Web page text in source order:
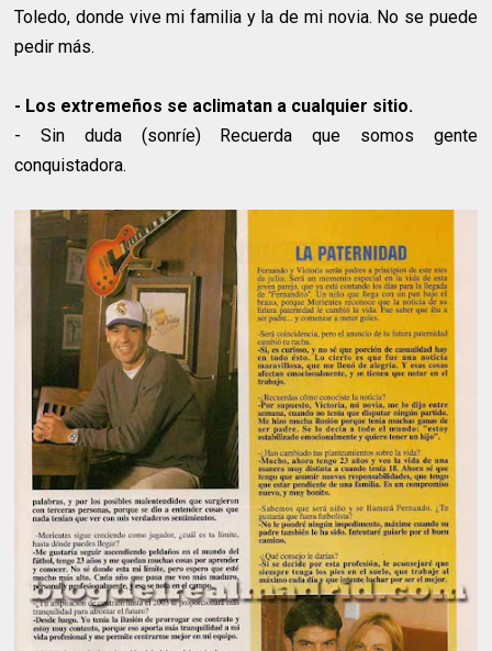
Toledo, donde vive mi familia y la de mi novia. No se puede
pedir más.
- Los extremeños se aclimatan a cualquier sitio.
- Sin duda (sonríe) Recuerda que somos gente
conquistadora.